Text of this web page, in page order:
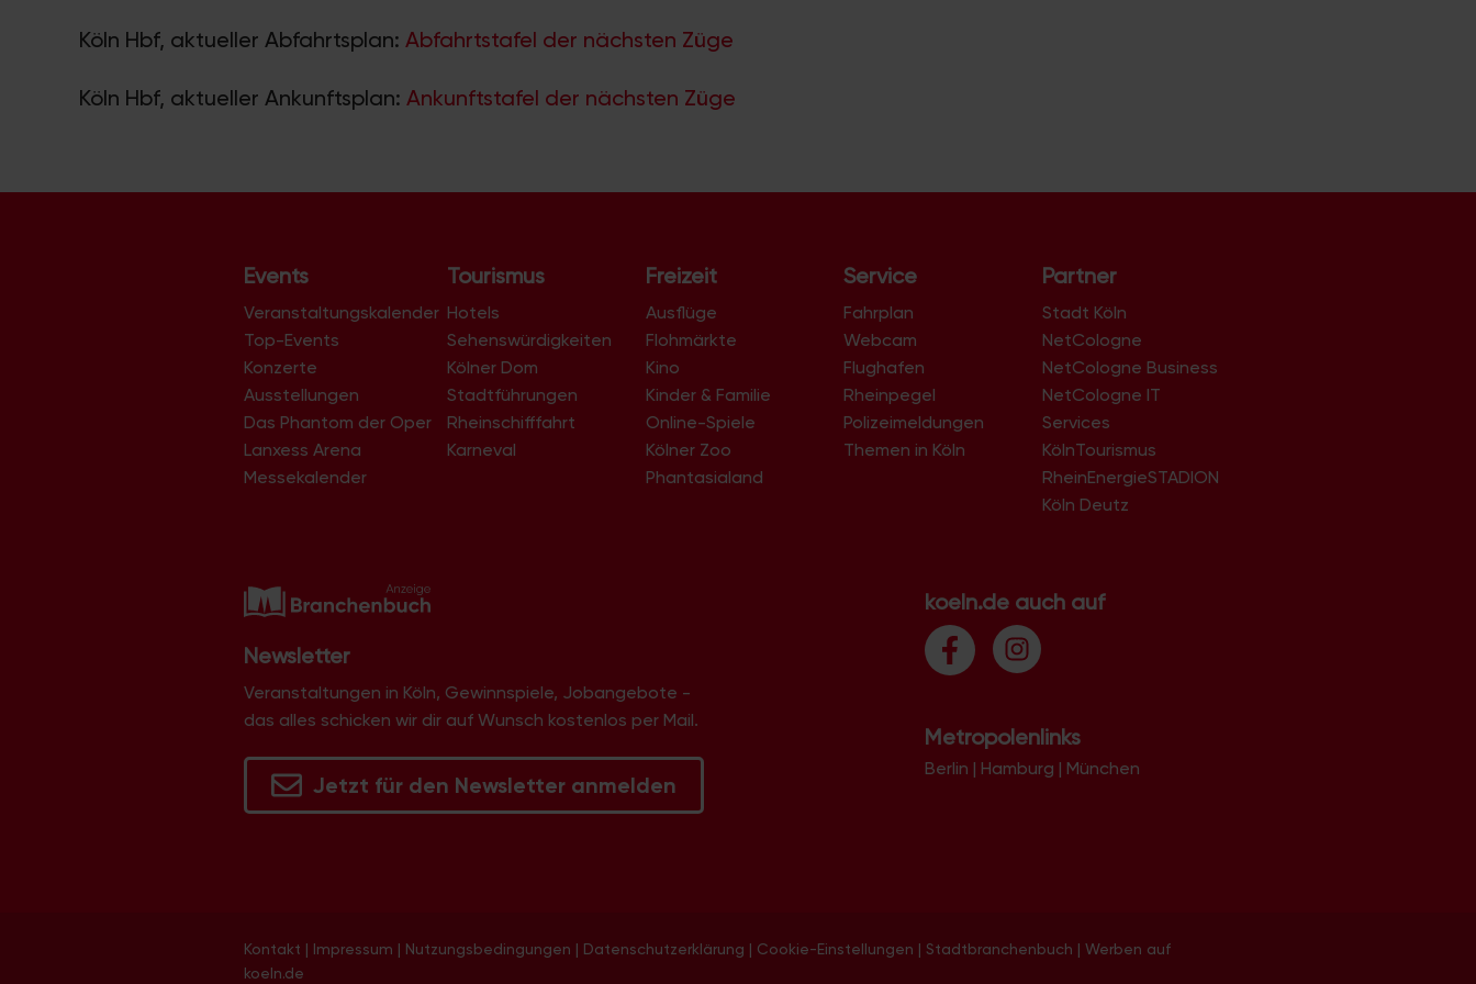
Köln Hbf, aktueller Abfahrtsplan: Abfahrtstafel der nächsten Züge
Köln Hbf, aktueller Ankunftsplan: Ankunftstafel der nächsten Züge
Events
Veranstaltungskalender
Top-Events
Konzerte
Ausstellungen
Das Phantom der Oper
Lanxess Arena
Messekalender
Tourismus
Hotels
Sehenswürdigkeiten
Kölner Dom
Stadtführungen
Rheinschifffahrt
Karneval
Freizeit
Ausflüge
Flohmärkte
Kino
Kinder & Familie
Online-Spiele
Kölner Zoo
Phantasialand
Service
Fahrplan
Webcam
Flughafen
Rheinpegel
Polizeimeldungen
Themen in Köln
Partner
Stadt Köln
NetCologne
NetCologne Business
NetCologne IT
Services
KölnTourismus
RheinEnergieSTADION
Köln Deutz
Newsletter
Veranstaltungen in Köln, Gewinnspiele, Jobangebote -
das alles schicken wir dir auf Wunsch kostenlos per Mail.
Jetzt für den Newsletter anmelden
koeln.de auch auf
Metropolenlinks
Berlin | Hamburg | München
Kontakt | Impressum | Nutzungsbedingungen | Datenschutzerklärung | Cookie-Einstellungen | Stadtbranchenbuch | Werben auf
koeln.de